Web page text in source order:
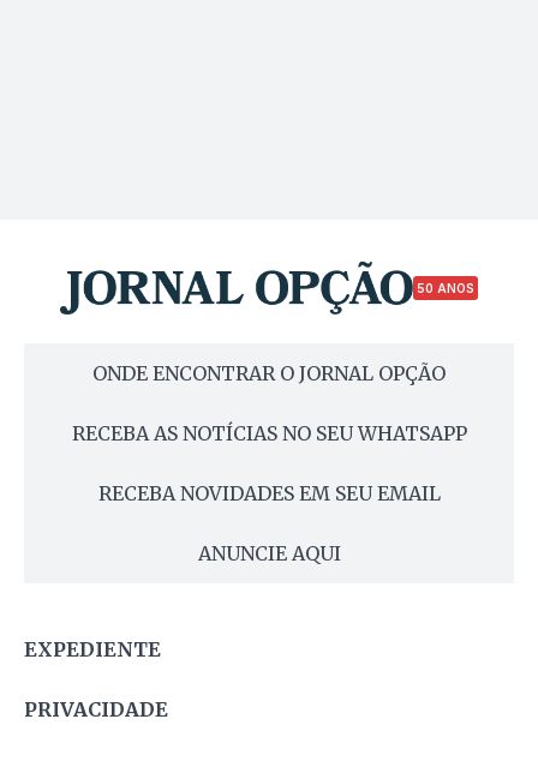
50 ANOS
ONDE ENCONTRAR O JORNAL OPÇÃO
RECEBA AS NOTÍCIAS NO SEU WHATSAPP
RECEBA NOVIDADES EM SEU EMAIL
ANUNCIE AQUI
EXPEDIENTE
PRIVACIDADE